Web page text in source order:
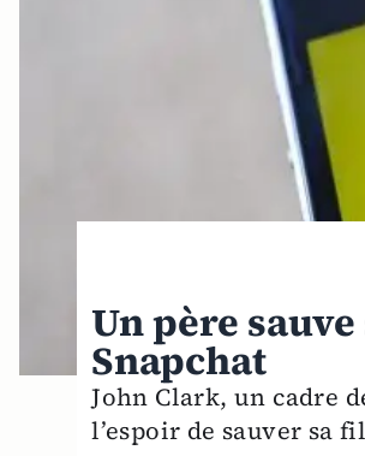
Un père
Snapchat
John Clark, un cadre
l’espoir de sauver sa